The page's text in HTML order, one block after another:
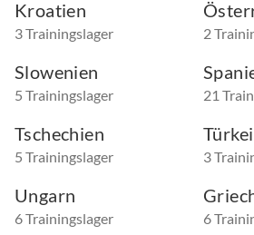
Kroatien
3 Trainingslager 2
Slowenien
5 Trainingslager 21
Tschechien
5 Trainingslager
Türkei
3
Ungarn
6 Trainingslager 6